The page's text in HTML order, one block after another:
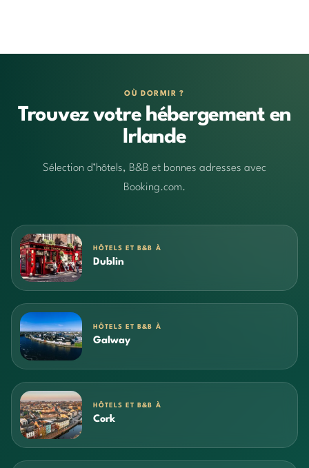
OÙ DORMIR ?
Trouvez votre hébergement en
Irlande
Sélection d’hôtels, B&B et bonnes adresses avec
Booking.com.
HÔTELS ET B&B À
Dublin
HÔTELS ET B&B À
Galway
HÔTELS ET B&B À
Cork